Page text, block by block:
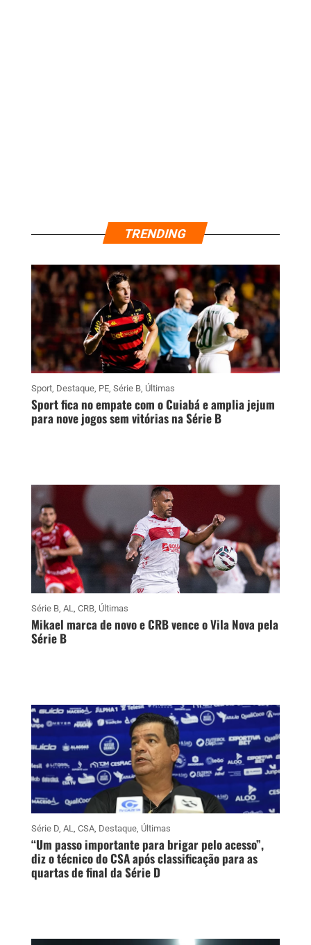
TRENDING
Sport, Destaque, PE, Série B, Últimas
Sport fica no empate com o Cuiabá e amplia jejum
para nove jogos sem vitórias na Série B
Série B, AL, CRB, Últimas
Mikael marca de novo e CRB vence o Vila Nova pela
Série B
Série D, AL, CSA, Destaque, Últimas
“Um passo importante para brigar pelo acesso”,
diz o técnico do CSA após classificação para as
quartas de final da Série D